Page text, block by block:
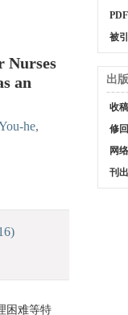
Nurses
an
he,
困难等特
被
出
收
修
网
刊